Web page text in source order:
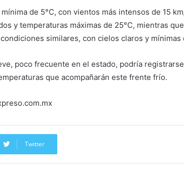
de 5°C, con vientos más intensos de 15
y temperaturas máximas de 25°C, mientras
similares, con cielos claros y mínimas
poco frecuente en el estado, podría
que acompañarán este frente frío.
Twitter